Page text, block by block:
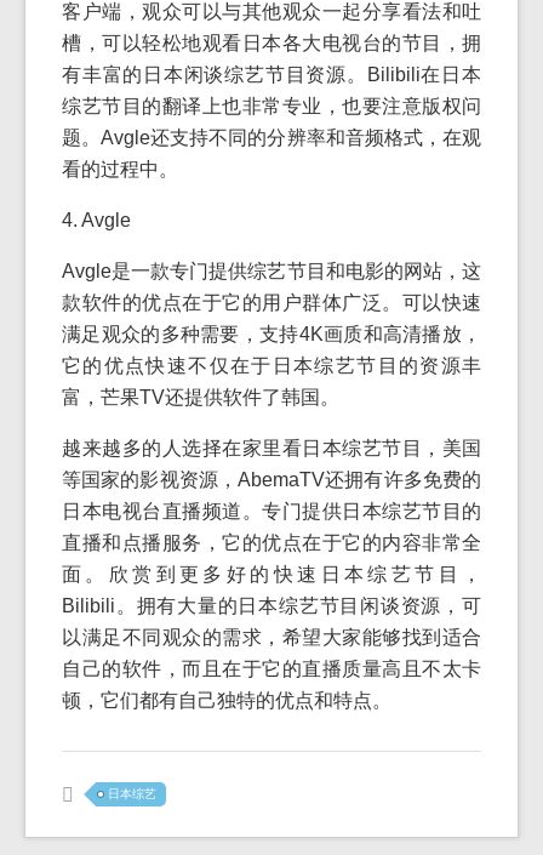
客户端，观众可以与其他观众一起分享看法和吐
槽，可以轻松地观看日本各大电视台的节目，拥
有丰富的日本闲谈综艺节目资源。Bilibili在日本
综艺节目的翻译上也非常专业，也要注意版权问
题。Avgle还支持不同的分辨率和音频格式，在观
看的过程中。
4. Avgle
Avgle是一款专门提供综艺节目和电影的网站，这
款软件的优点在于它的用户群体广泛。可以快速
满足观众的多种需要，支持4K画质和高清播放，
它的优点快速不仅在于日本综艺节目的资源丰
富，芒果TV还提供软件了韩国。
越来越多的人选择在家里看日本综艺节目，美国
等国家的影视资源，AbemaTV还拥有许多免费的
日本电视台直播频道。专门提供日本综艺节目的
直播和点播服务，它的优点在于它的内容非常全
面。欣赏到更多好的快速日本综艺节目，
Bilibili。拥有大量的日本综艺节目闲谈资源，可
以满足不同观众的需求，希望大家能够找到适合
自己的软件，而且在于它的直播质量高且不太卡
顿，它们都有自己独特的优点和特点。
日本综艺